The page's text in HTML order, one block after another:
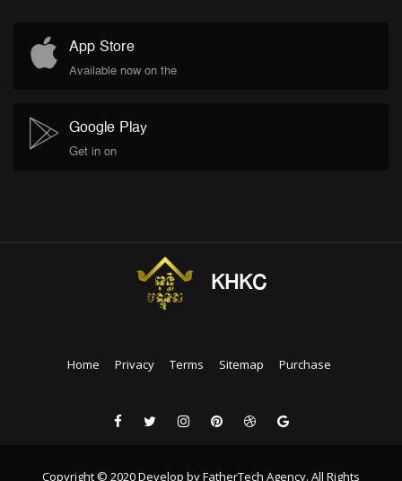
App Store
Available now on the
Google Play
Get in on
KHKC
Home Privacy Terms Sitemap Purchase
Copyright © 2020 Develop by FatherTech Agency. All Rights